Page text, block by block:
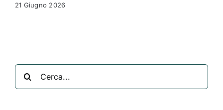
21 Giugno 2026
Cerca
per: